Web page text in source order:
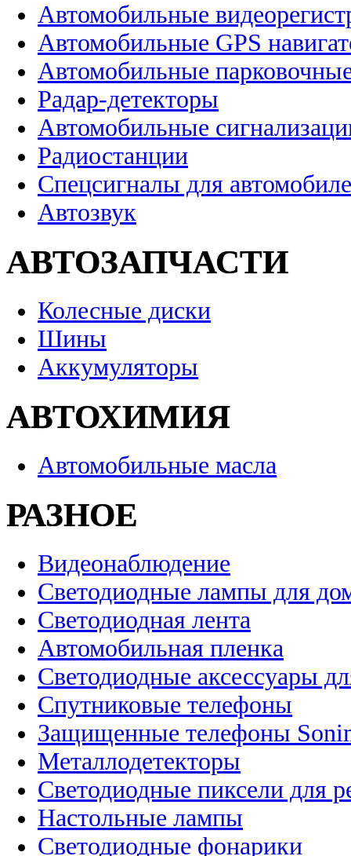
Автомобильные
Автомобильные GPS
Автомобильные
Радар-детекторы
Автомобильные
Радиостанции
Спецсигналы для
Автозвук
АВТОЗАПЧАСТИ
Колесные диски
Шины
Аккумуляторы
АВТОХИМИЯ
Автомобильные масла
РАЗНОЕ
Видеонаблюдение
Светодиодные лампы для
Светодиодная лента
Автомобильная пленка
Светодиодные аксессуары
Спутниковые телефоны
Защищенные телефоны
Металлодетекторы
Светодиодные пиксели для
Настольные лампы
Светодиодные фонарики